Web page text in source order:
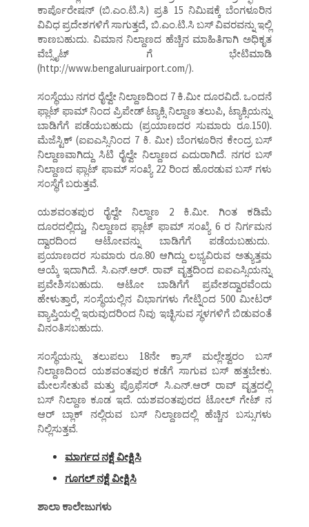
ಕಾರ್ಪೊರೇಷನ್ (ಬಿ.ಎಂ.ಟಿ.ಸಿ) ಪ್ರತಿ 15 ನಿಮಿಷಕ್ಕೆ ಬೆಂಗಳೂರಿನ
ವಿವಿಧ ಪ್ರದೇಶಗಳಿಗೆ ಸಾಗುತ್ತದೆ, ಬಿ.ಎಂ.ಟಿ.ಸಿ ಬಸ್ ವಿವರವನ್ನು ಇಲ್ಲಿ
ಕಾಣಬಹುದು. ವಿಮಾನ ನಿಲ್ದಾಣದ ಹೆಚ್ಚಿನ ಮಾಹಿತಿಗಾಗಿ ಅಧಿಕೃತ
ವೆಬ್ಸೈಟ್ ಗೆ ಭೇಟಿಮಾಡಿ
(http://www.bengaluruairport.com/).
ಸಂಸ್ಥೆಯು ನಗರ ರೈಲ್ವೇ ನಿಲ್ದಾಣದಿಂದ 7 ಕಿ.ಮೀ ದೂರವಿದೆ. ಒಂದನೆ
ಫ್ಲಾಟ್ ಫಾಮ್ ನಿಂದ ಪ್ರಿಪೇಡ್ ಟ್ಯಾಕ್ಸಿ ನಿಲ್ದಾಣ ತಲುಪಿ, ಟ್ಯಾಕ್ಸಿಯನ್ನು
ಬಾಡಿಗೆಗೆ ಪಡೆಯಬಹುದು (ಪ್ರಯಾಣದರ ಸುಮಾರು ರೂ.150).
ಮೆಜೆಸ್ಟಿಕ್ (ಐಐಎಸ್ಸಿನಿಂದ 7 ಕಿ. ಮೀ) ಬೆಂಗಳೂರಿನ ಕೇಂದ್ರ ಬಸ್
ನಿಲ್ದಾಣವಾಗಿದ್ದು ಸಿಟಿ ರೈಲ್ವೇ ನಿಲ್ದಾಣದ ಎದುರಾಗಿದೆ. ನಗರ ಬಸ್
ನಿಲ್ದಾಣದ ಫ್ಲಾಟ್ ಫಾಮ್ ಸಂಖ್ಯೆ 22 ರಿಂದ ಹೊರಡುವ ಬಸ್ ಗಳು
ಸಂಸ್ಥೆಗೆ ಬರುತ್ತವೆ.
ಯಶವಂತಪುರ ರೈಲ್ವೇ ನಿಲ್ದಾಣ 2 ಕಿ.ಮೀ. ಗಿಂತ ಕಡಿಮೆ
ದೂರದಲ್ಲಿದ್ದು, ನಿಲ್ದಾಣದ ಫ್ಲಾಟ್ ಫಾಮ್ ಸಂಖ್ಯೆ 6 ರ ನಿರ್ಗಮನ
ದ್ವಾರದಿಂದ ಆಟೋವನ್ನು ಬಾಡಿಗೆಗೆ ಪಡೆಯಬಹುದು.
ಪ್ರಯಾಣದರ ಸುಮಾರು ರೂ.80 ಆಗಿದ್ದು ಲಭ್ಯವಿರುವ ಅತ್ಯುತ್ತಮ
ಆಯ್ಕೆ ಇದಾಗಿದೆ. ಸಿ.ಎನ್.ಆರ್. ರಾವ್ ವೃತ್ತದಿಂದ ಐಐಎಸ್ಸಿಯನ್ನು
ಪ್ರವೇಶಿಸಬಹುದು. ಆಟೋ ಬಾಡಿಗೆಗೆ ಪ್ರವೇಶದ್ವಾರವೆಂದು
ಹೇಳುತ್ತಾರೆ, ಸಂಸ್ಥೆಯಲ್ಲಿನ ವಿಭಾಗಗಳು ಗೇಟ್ನಿಂದ 500 ಮೀಟರ್
ವ್ಯಾಪ್ತಿಯಲ್ಲಿ ಇರುವುದರಿಂದ ನಿವು ಇಚ್ಛಿಸುವ ಸ್ಥಳಗಳಿಗೆ ಬಿಡುವಂತೆ
ವಿನಂತಿಸಬಹುದು.
ಸಂಸ್ಥೆಯನ್ನು ತಲುಪಲು 18ನೇ ಕ್ರಾಸ್ ಮಲ್ಲೇಶ್ವರಂ ಬಸ್
ನಿಲ್ದಾಣದಿಂದ ಯಶವಂತಪುರ ಕಡೆಗೆ ಸಾಗುವ ಬಸ್ ಹತ್ತಬೇಕು.
ಮೇಲಸೇತುವೆ ಮತ್ತು ಪ್ರೊಫೆಸರ್ ಸಿ.ಎನ್.ಆರ್ ರಾವ್ ವೃತ್ತದಲ್ಲಿ
ಬಸ್ ನಿಲ್ದಾಣ ಕೂಡ ಇದೆ. ಯಶವಂತಪುರದ ಟೋಲ್ ಗೇಟ್ ನ
ಆರ್ ಬ್ಲಾಕ್ ನಲ್ಲಿರುವ ಬಸ್ ನಿಲ್ದಾಣದಲ್ಲಿ ಹೆಚ್ಚಿನ ಬಸ್ಸುಗಳು
ನಿಲ್ಲಿಸುತ್ತವೆ.
ಮಾರ್ಗದ ನಕ್ಷೆ ವೀಕ್ಷಿಸಿ
ಗೂಗಲ್ ನಕ್ಷೆ ವೀಕ್ಷಿಸಿ
ಶಾಲಾ ಕಾಲೇಜುಗಳು